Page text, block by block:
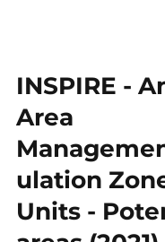
INSPIRE -
Area
ulation
Units -